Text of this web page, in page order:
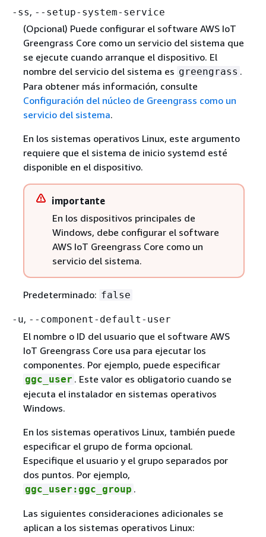
-ss, --setup-system-service
(Opcional) Puede configurar el software AWS IoT
Greengrass Core como un servicio del sistema que
se ejecute cuando arranque el dispositivo. El
nombre del servicio del sistema es greengrass .
Para obtener más información, consulte
Configuración del núcleo de Greengrass como un
servicio del sistema.
En los sistemas operativos Linux, este argumento
requiere que el sistema de inicio systemd esté
disponible en el dispositivo.
importante
En los dispositivos principales de
Windows, debe configurar el software
AWS IoT Greengrass Core como un
servicio del sistema.
Predeterminado: false
-u, --component-default-user
El nombre o ID del usuario que el software AWS
IoT Greengrass Core usa para ejecutar los
componentes. Por ejemplo, puede especificar
ggc_user . Este valor es obligatorio cuando se
ejecuta el instalador en sistemas operativos
Windows.
En los sistemas operativos Linux, también puede
especificar el grupo de forma opcional.
Especifique el usuario y el grupo separados por
dos puntos. Por ejemplo,
ggc_user:ggc_group .
Las siguientes consideraciones adicionales se
aplican a los sistemas operativos Linux: